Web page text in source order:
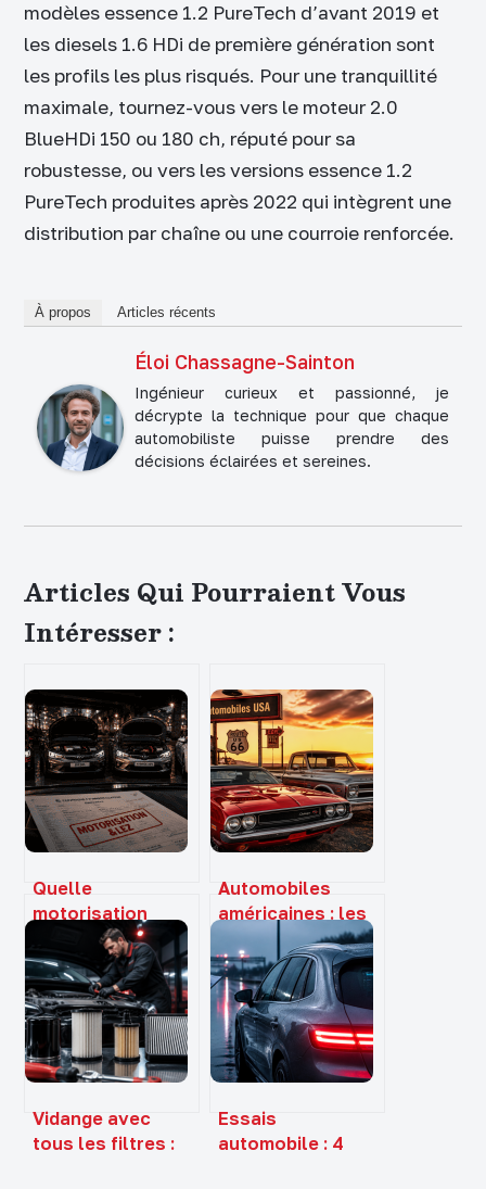
modèles essence 1.2 PureTech d’avant 2019 et
les diesels 1.6 HDi de première génération sont
les profils les plus risqués. Pour une tranquillité
maximale, tournez-vous vers le moteur 2.0
BlueHDi 150 ou 180 ch, réputé pour sa
robustesse, ou vers les versions essence 1.2
PureTech produites après 2022 qui intègrent une
distribution par chaîne ou une courroie renforcée.
À propos Articles récents
Éloi Chassagne-Sainton
Ingénieur curieux et passionné, je
décrypte la technique pour que chaque
automobiliste puisse prendre des
décisions éclairées et sereines.
Articles Qui Pourraient Vous
Intéresser :
Quelle
motorisation
aujourd’hui ?
Entre contraintes
environnementales,
usage réel et
valeur de revente
Automobiles
américaines : les
3 piliers de Détroit
et le guide
complet pour
réussir votre
importation
Vidange avec
tous les filtres :
Essais
automobile : 4